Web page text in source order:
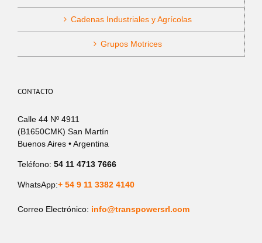
Cadenas Industriales y Agrícolas
Grupos Motrices
CONTACTO
Calle 44 Nº 4911
(B1650CMK) San Martín
Buenos Aires • Argentina
Teléfono: 54 11 4713 7666
WhatsApp:+ 54 9 11 3382 4140
Correo Electrónico: info@transpowersrl.com